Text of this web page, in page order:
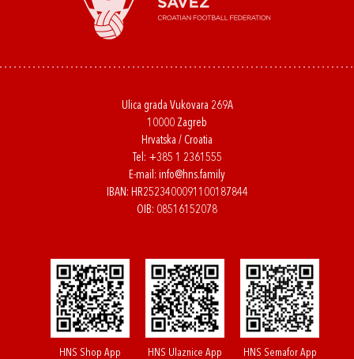
Ulica grada Vukovara 269A
10000 Zagreb
Hrvatska / Croatia
Tel: +385 1 2361555
E-mail: info@hns.family
IBAN: HR2523400091100187844
OIB: 08516152078
HNS Shop App HNS Ulaznice App HNS Semafor App